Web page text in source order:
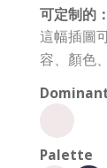
可定制的：
這幅插圖
容、顏色
Palette